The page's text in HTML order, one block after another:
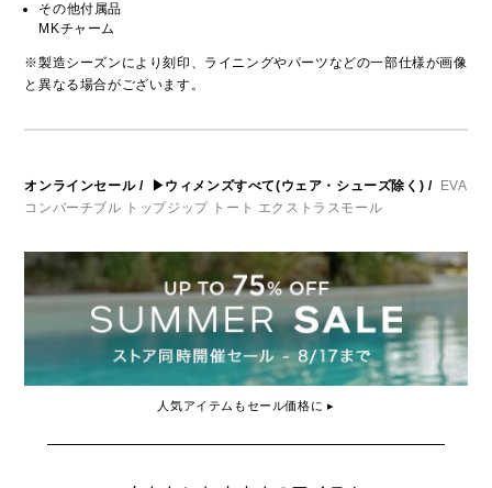
その他付属品
MKチャーム
※製造シーズンにより刻印、ライニングやパーツなどの一部仕様が画像
と異なる場合がございます。
オンラインセール/ ▶ウィメンズすべて(ウェア・シューズ除く) /
EVA
コンバーチブル トップジップ トート エクストラスモール
人気アイテムもセール価格に ▸